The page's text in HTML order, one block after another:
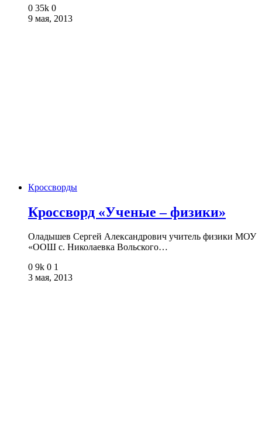
0 35k 0
9 мая, 2013
Кроссворды
Кроссворд «Ученые – физики»
Оладышев Сергей Александрович учитель физики МОУ
«ООШ с. Николаевка Вольского…
0 9k 0 1
3 мая, 2013